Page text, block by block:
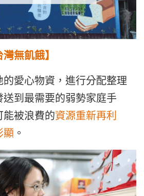
無飢餓】
愛心物資，進行分配整理
到最需要的弱勢家庭手
能被浪費的資源重新再利
顯 。